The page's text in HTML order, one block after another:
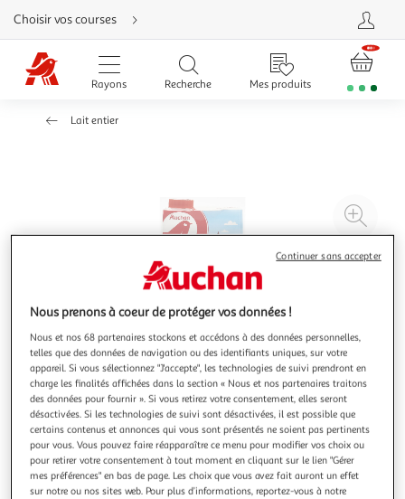
Aller
directement
au
contenu
Aller
directement
Aller
besoin
Choisir vos courses
Rayons Recherche Mes produits
Lait entier
à
Illustration
précédente
Illustration
suivante
Nos clients adorentVoir conditions
Nous prenons à coeur de protéger vos données !
Nous et nos 68 partenaires stockons et accédons à des données personnelles,
telles que des données de navigation ou des identifiants uniques, sur votre
appareil. Si vous sélectionnez "J'accepte", les technologies de suivi prendront en
charge les finalités affichées dans la section « Nous et nos partenaires traitons
des données pour fournir ». Si vous retirez votre consentement, elles seront
désactivées. Si les technologies de suivi sont désactivées, il est possible que
certains contenus et annonces qui vous sont présentés ne soient pas pertinents
pour vous. Vous pouvez faire réapparaître ce menu pour modifier vos choix ou
pour retirer votre consentement à tout moment en cliquant sur le lien "Gérer
mes préférences" en bas de page. Les choix que vous avez fait auront un effet
sur notre ou nos sites web. Pour plus d’informations, reportez-vous à notre
Continuer sans accepter